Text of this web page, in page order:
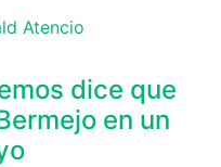
dice que
en un